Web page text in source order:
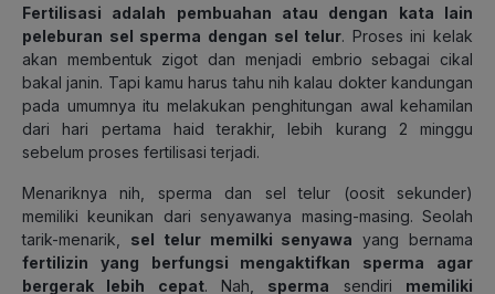
Fertilisasi adalah pembuahan atau dengan kata lain
peleburan sel sperma dengan sel telur. Proses ini kelak
akan membentuk zigot dan menjadi embrio sebagai cikal
bakal janin. Tapi kamu harus tahu nih kalau dokter kandungan
pada umumnya itu melakukan penghitungan awal kehamilan
dari hari pertama haid terakhir, lebih kurang 2 minggu
sebelum proses fertilisasi terjadi.
Menariknya nih, sperma dan sel telur (oosit sekunder)
memiliki keunikan dari senyawanya masing-masing. Seolah
tarik-menarik, sel telur memilki senyawa yang bernama
fertilizin yang berfungsi mengaktifkan sperma agar
bergerak lebih cepat. Nah, sperma sendiri memiliki